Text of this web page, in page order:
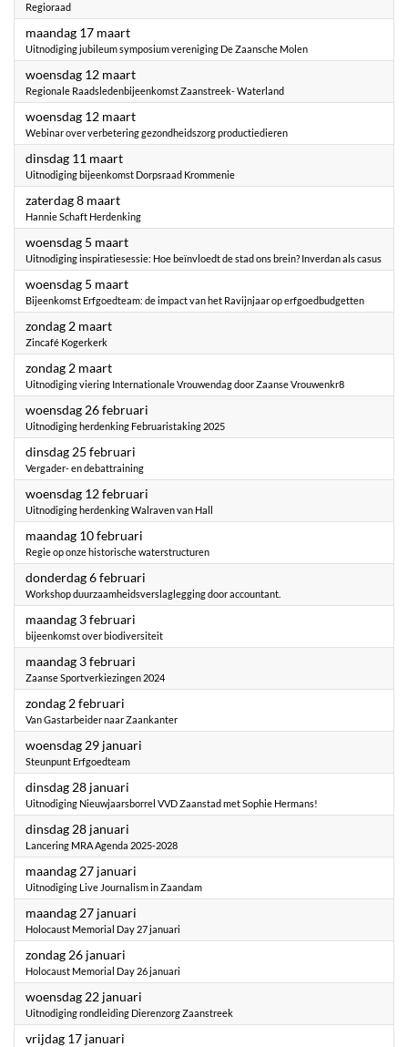
Regioraad
maandag 17 maart2025
Uitnodiging jubileum symposium vereniging De Zaansche Molen
woensdag 12 maart2025
Regionale Raadsledenbijeenkomst Zaanstreek- Waterland
woensdag 12 maart2025
Webinar over verbetering gezondheidszorg productiedieren
dinsdag 11 maart2025
Uitnodiging bijeenkomst Dorpsraad Krommenie
zaterdag 8 maart2025
Hannie Schaft Herdenking
woensdag 5 maart2025
Uitnodiging inspiratiesessie: Hoe beïnvloedt de stad ons brein? Inverdan als casus
woensdag 5 maart2025
Bijeenkomst Erfgoedteam: de impact van het Ravijnjaar op erfgoedbudgetten
zondag 2 maart2025
Zincafé Kogerkerk
zondag 2 maart2025
Uitnodiging viering Internationale Vrouwendag door Zaanse Vrouwenkr8
woensdag 26 februari
Uitnodiging herdenking Februaristaking 2025
dinsdag 25 februari
Vergader- en debattraining
woensdag 12 februari
Uitnodiging herdenking Walraven van Hall
maandag 10 februari
Regie op onze historische waterstructuren
donderdag 6 februari
Workshop duurzaamheidsverslaglegging door accountant.
maandag 3 februari
bijeenkomst over biodiversiteit
maandag 3 februari
Zaanse Sportverkiezingen 2024
zondag 2 februari
Van Gastarbeider naar Zaankanter
woensdag 29 januari
Steunpunt Erfgoedteam
dinsdag 28 januari
Uitnodiging Nieuwjaarsborrel VVD Zaanstad met Sophie Hermans!
dinsdag 28 januari
Lancering MRA Agenda 2025-2028
maandag 27 januari
Uitnodiging Live Journalism in Zaandam
maandag 27 januari
Holocaust Memorial Day 27 januari
zondag 26 januari
Holocaust Memorial Day 26 januari
woensdag 22 januari
Uitnodiging rondleiding Dierenzorg Zaanstreek
vrijdag 17 januari